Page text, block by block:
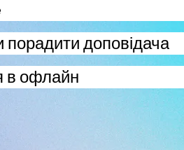
порадити доповідача
в офлайн